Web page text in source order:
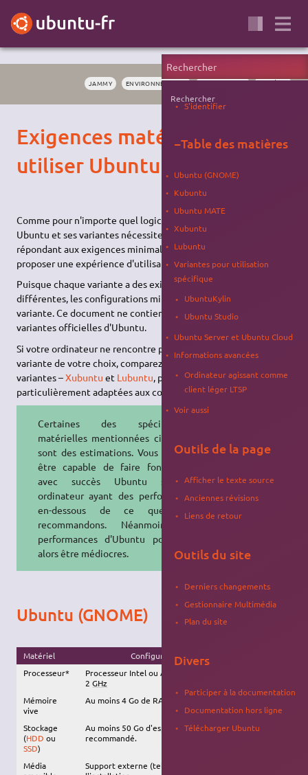
JAMMY ENVIRONNEMENTS INSTALLATION SYSTÈME
Exigences matérielles pour
utiliser Ubuntu
Comme pour n'importe quel logiciel et système d'exploitation,
Ubuntu et ses variantes nécessitent des systèmes performants,
répondant aux exigences minimales ci-dessous, afin de
proposer une expérience d'utilisation agréable.
Puisque chaque variante a des exigences matérielles
différentes, les configurations minimales sont listées par
variante. Ce document ne contient les exigences que pour les
variantes officielles d'Ubuntu.
Si votre ordinateur ne rencontre pas les exigences pour la
variante de votre choix, comparez-les avec celles d'autres
variantes –Xubuntu et Lubuntu, par exemple, sont
particulièrement adaptées aux configurations plus anciennes.
Certaines des spécifications
matérielles mentionnées ci-dessous
sont des estimations. Vous pourriez
être capable de faire fonctionner
avec succès Ubuntu sur un
ordinateur ayant des performances
en-dessous de ce que nous
recommandons. Néanmoins, les
performances d'Ubuntu pourraient
alors être médiocres.
Ubuntu (GNOME)
Matériel
Configuration recommandée
Processeur*
Processeur Intel ou AMD à double-coeur d'au moins
2GHz
Mémoire
vive
Au moins 4 Go de RAM
Stockage
(HDD ou
SSD)
Au moins 50 Go d'espace disponible.SSD
recommandé.
Média
Support externe (tel qu'une
Rechercher
S'identifier
−Table des matières
Ubuntu (GNOME)
Kubuntu
Ubuntu MATE
Xubuntu
Lubuntu
Variantes pour utilisation
spécifique
UbuntuKylin
Ubuntu Studio
Ubuntu Server et Ubuntu Cloud
Informations avancées
Ordinateur agissant comme
client léger LTSP
Voir aussi
Outils de la page
Afficher le texte source
Anciennes révisions
Liens de retour
Outils du site
Derniers changements
Gestionnaire Multimédia
Plan du site
Divers
Participer à la documentation
Documentation hors ligne
Télécharger Ubuntu